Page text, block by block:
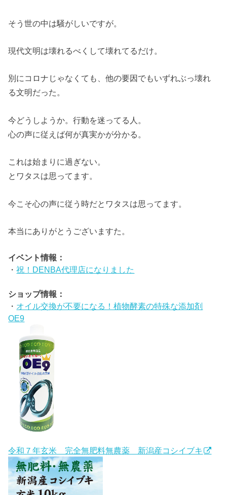
そう世の中は騒がしいですが。
現代文明は壊れるべくして壊れてるだけ。
別にコロナじゃなくても、他の要因でもいずれぶっ壊れ
る文明だった。
今どうしようか。行動を迷ってる人。
心の声に従えば何が真実かが分かる。
これは始まりに過ぎない。
とワタスは思ってます。
今こそ心の声に従う時だとワタスは思ってます。
本当にありがとうございますた。
イベント情報：
・祝！DENBA代理店になりました
ショップ情報：
・ オイル交換が不要になる！植物酵素の特殊な添加剤
OE9
令和７年玄米 完全無肥料無農薬 新潟産コシイブキ